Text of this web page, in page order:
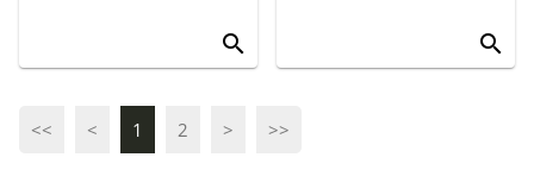
search search
<< < 1 2 > >>